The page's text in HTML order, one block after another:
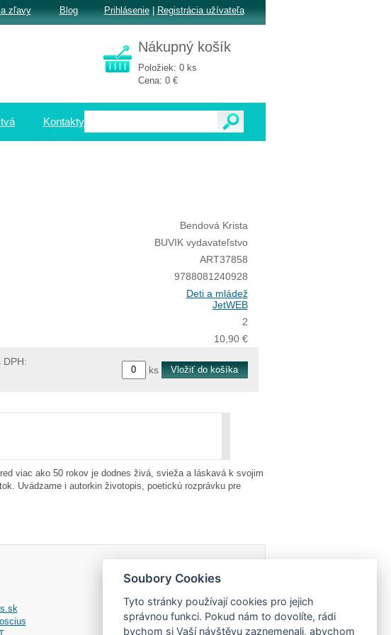
Kontakty
Bendová Krista
BUVIK vydavateľstvo
ART37858
9788081240928
Deti a mládež
JetWEB
2
10,90 €
DPH:
ks
viac ako 50 rokov je dodnes živá, svieža a láskavá k svojim
Uvádzame i autorkin životopis, poetickú rozprávku pre
zľavy Blog
Nákupný košík
Položiek: 0 ks
Cena: 0 €
Prihlásenie| Registrácia užívateľa
Soubory Cookies
Tyto stránky používají cookies pro jejich
správnou funkci. Pokud nám to dovolíte, rádi
bychom si Vaší návštěvu zaznemenali, abychom